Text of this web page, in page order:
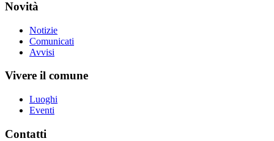
Novità
Notizie
Comunicati
Avvisi
Vivere il comune
Luoghi
Eventi
Contatti